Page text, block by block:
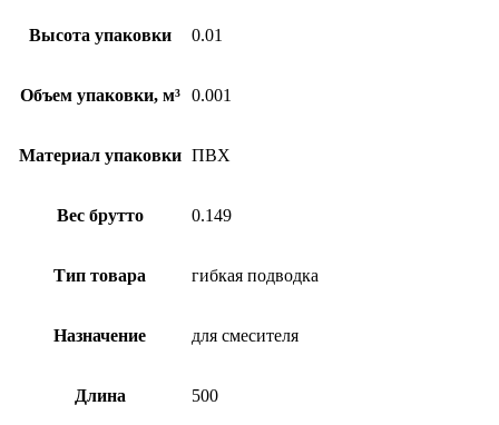
Высота упаковки 0.01
Объем упаковки, м³ 0.001
Материал упаковки ПВХ
Вес брутто 0.149
Тип товара гибкая подводка
Назначение для смесителя
Длина 500